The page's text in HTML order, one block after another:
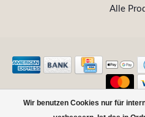
Wir benutzen Cookies nur für
Alle
© Copyright 2026 WEINHERZ